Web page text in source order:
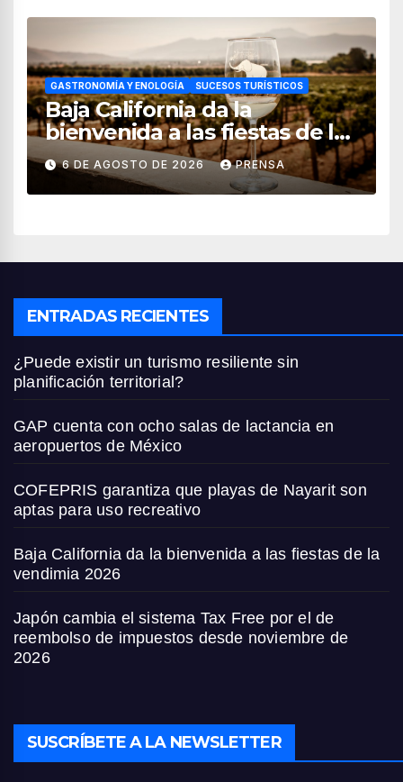
GASTRONOMÍA Y ENOLOGÍA SUCESOS TURÍSTICOS
Baja California da la
bienvenida a las fiestas de la
vendimia 2026
6 DE AGOSTO DE 2026 PRENSA
ENTRADAS RECIENTES
¿Puede existir un turismo resiliente sin
planificación territorial?
GAP cuenta con ocho salas de lactancia en
aeropuertos de México
COFEPRIS garantiza que playas de Nayarit son
aptas para uso recreativo
Baja California da la bienvenida a las fiestas de la
vendimia 2026
Japón cambia el sistema Tax Free por el de
reembolso de impuestos desde noviembre de
2026
SUSCRÍBETE A LA NEWSLETTER